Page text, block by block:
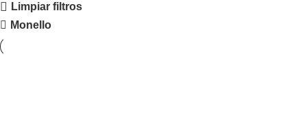
Limpiar filtros
Monello